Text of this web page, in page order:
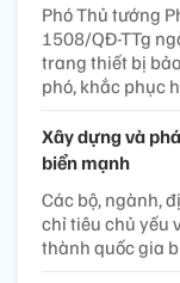
Phó Thủ tướng
1508/QĐ-TTg
trang thiết bị
phó, khắc phục
Xây dựng và
biển mạnh
Các bộ, ngành,
chỉ tiêu chủ yếu
thành quốc gia